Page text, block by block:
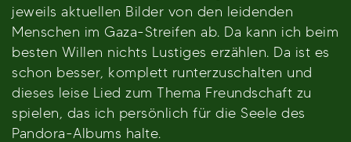
jeweils aktuellen Bilder von den leidenden
Menschen im Gaza-Streifen ab. Da kann ich beim
besten Willen nichts Lustiges erzählen. Da ist es
schon besser, komplett runterzuschalten und
dieses leise Lied zum Thema Freundschaft zu
spielen, das ich persönlich für die Seele des
Pandora-Albums halte.